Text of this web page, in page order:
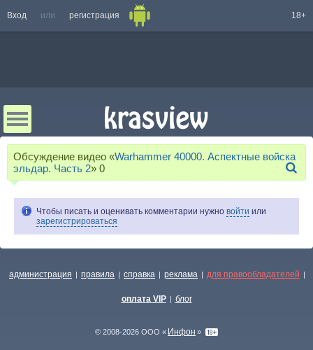
Вход или регистрация 18+
Обсуждение видео «Warhammer 40000. Аспектные войска
эльдар. Часть 2» 0
Чтобы писать и оценивать комментарии нужно войти или
зарегистрироваться
администрация | правила | справка | реклама | для правообладателей |
оплата VIP | блог
© 2008-2026 ООО « Инфон »